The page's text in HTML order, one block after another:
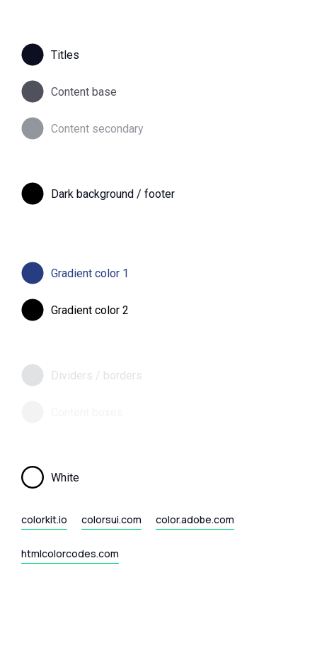
Titles
Content base
Content secondary
Dark background / footer
Gradient color 1
Gradient color 2
Dividers / borders
White
colorkit.io colorsui.com color.adobe.com
htmlcolorcodes.com